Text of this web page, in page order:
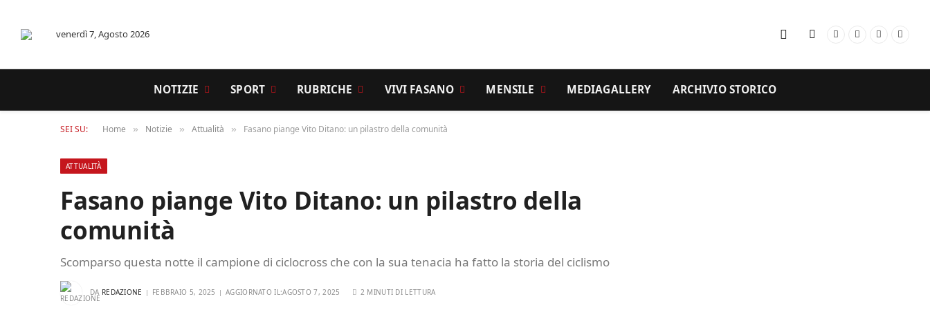
venerdì 7, Agosto 2026 FacebookInstagram
YouTube
RSS
NOTIZIE SPORT RUBRICHE VIVI FASANO MENSILE MEDIAGALLERY ARCHIVIO STORICO
SEI SU: Home » Notizie » Attualità » Fasano piange Vito Ditano: un pilastro della comunità
ATTUALITÀ
Fasano piange Vito Ditano: un pilastro della
comunità
Scomparso questa notte il campione di ciclocross che con la sua tenacia ha fatto la storia del ciclismo
DA REDAZIONE FEBBRAIO 5, 2025 AGGIORNATO IL:AGOSTO 7, 2025 2 MINUTI DI LETTURA